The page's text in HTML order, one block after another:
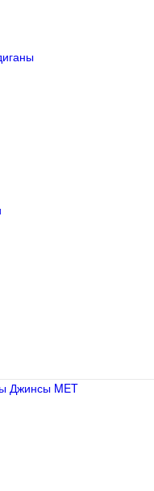
Джинсы MET